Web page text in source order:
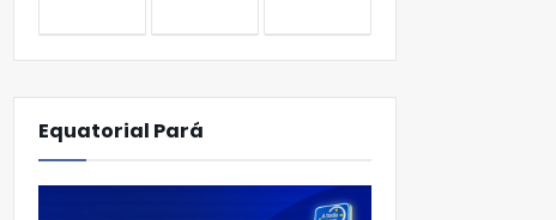
Equatorial Pará